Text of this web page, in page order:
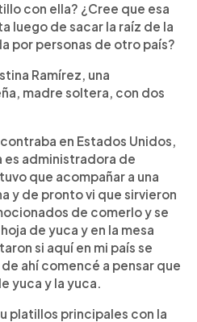
con ella? ¿Cree que esa
luego de sacar la raíz de la
por personas de otro país?
Ramírez, una
madre soltera, con dos
en Estados Unidos,
es administradora de
que acompañar a una
y de pronto vi que sirvieron
de comerlo y se
de yuca y en la mesa
si aquí en mi país se
ahí comencé a pensar que
yuca y la yuca.
platillos principales con la